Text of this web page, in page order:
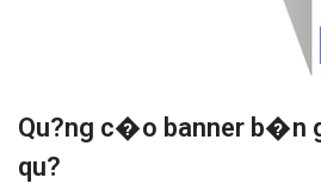
Qu?ng c�o banner b�n
qu?